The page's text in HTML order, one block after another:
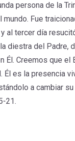
persona de la
Fue
al tercer día
diestra del Padre,
Él. Creemos que el
Él es la presencia
a cambiar
21.